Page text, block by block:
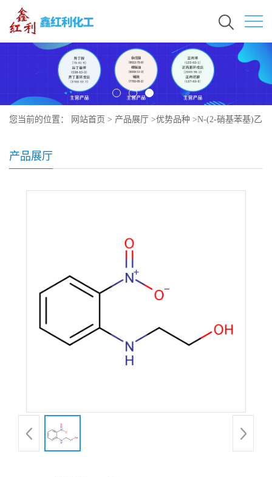
您当前的位置： 网站首页 > 产品展厅 >优势品种 >N-(2-硝基苯基)乙
产品展厅